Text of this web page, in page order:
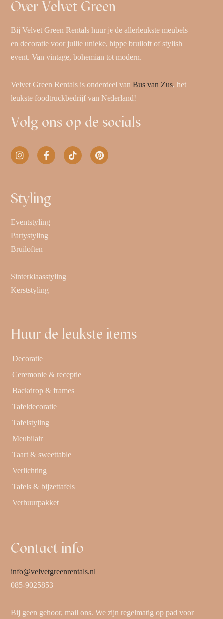
Over Velvet Green
Bij Velvet Green Rentals huur je de allerleukste meubels
en decoratie voor jullie unieke, hippe bruiloft of stylish
event. Van vintage, bohemian tot modern.
Velvet Green Rentals is onderdeel vanBus van Zus, het
leukste foodtruckbedrijf van Nederland!
Volg ons op de socials
Styling
Eventstyling
Partystyling
Bruiloften
Sinterklaasstyling
Kerststyling
Huur de leukste items
Decoratie
Ceremonie & receptie
Backdrop & frames
Tafeldecoratie
Tafelstyling
Meubilair
Taart & sweettable
Verlichting
Tafels & bijzettafels
Verhuurpakket
Contact info
info@velvetgreenrentals.nl
085-9025853
Bij geen gehoor, mail ons. We zijn regelmatig op pad voor